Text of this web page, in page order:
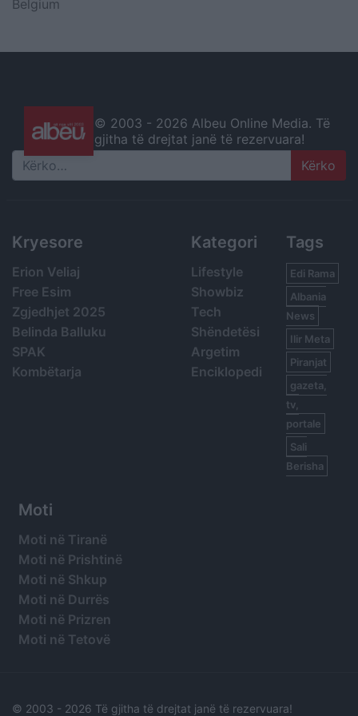
Belgium
© 2003 - 2026 Albeu Online Media. Të
gjitha të drejtat janë të rezervuara!
Search
Kryesore
Erion Veliaj
Free Esim
Zgjedhjet 2025
Belinda Balluku
SPAK
Kombëtarja
Kategori
Lifestyle
Showbiz
Tech
Shëndetësi
Argetim
Enciklopedi
Tags
Edi Rama
Albania
News
Ilir Meta
Piranjat
gazeta,
tv,
portale
Sali
Berisha
Moti
Moti në Tiranë
Moti në Prishtinë
Moti në Shkup
Moti në Durrës
Moti në Prizren
Moti në Tetovë
© 2003 - 2026 Të gjitha të drejtat janë të rezervuara!